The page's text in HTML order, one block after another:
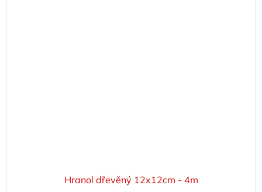
Hranol dřevěný 12x12cm - 4m